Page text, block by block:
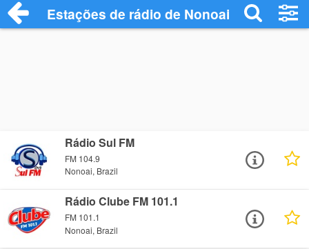
Estações de rádio de Nonoai - Ouça
Rádio Sul FM
FM 104.9
Nonoai, Brazil
Rádio Clube FM 101.1
FM 101.1
Nonoai, Brazil